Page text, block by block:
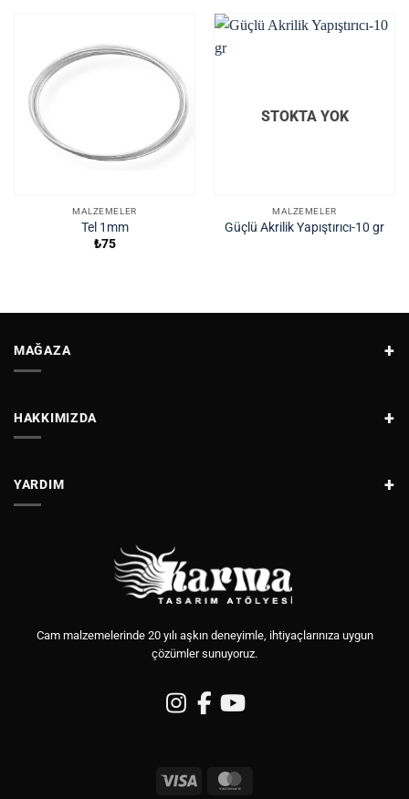
MALZEMELER
Tel 1mm
₺75
STOKTA YOK
MALZEMELER
Güçlü Akrilik Yapıştırıcı-10 gr
MAĞAZA
HAKKIMIZDA
YARDIM
Cam malzemelerinde 20 yılı aşkın deneyimle, ihtiyaçlarınıza uygun
çözümler sunuyoruz.
Visa